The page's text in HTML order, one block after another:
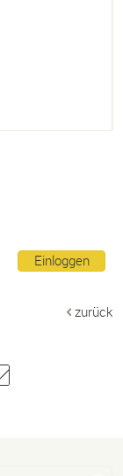
Einloggen
zurück